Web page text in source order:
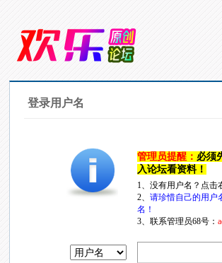
登录用户名
管理员提醒： 必须
入论坛看资料！
1、没有用户名？点
2、 请珍惜自己的用户
名！
3、联系管理员68号：